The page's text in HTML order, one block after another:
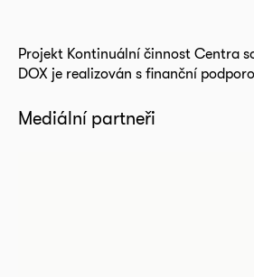
Projekt Kontinuální činnost Centra
DOX je realizován s finanční
Mediální partneři